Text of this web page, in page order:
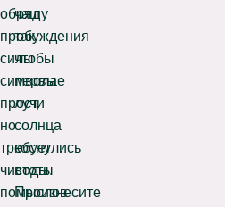
обряд
пробуждения
силы
символа
прост,
но
требует
чистоты
помыслов
чашу
так,
чтобы
первые
лучи
солнца
коснулись
воды.
Произнесите